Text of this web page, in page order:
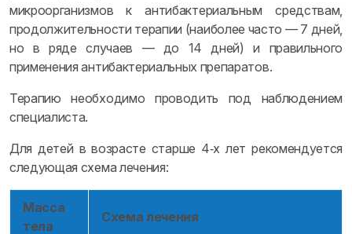
микроорганизмов к антибактериальным средствам,
продолжительности терапии (наиболее часто — 7 дней,
но в ряде случаев — до 14 дней) и правильного
применения антибактериальных препаратов.
Терапию необходимо проводить под наблюдением
специалиста.
Для детей в возрасте старше 4‑х лет рекомендуется
следующая схема лечения:
Масса
тела
Схема лечения